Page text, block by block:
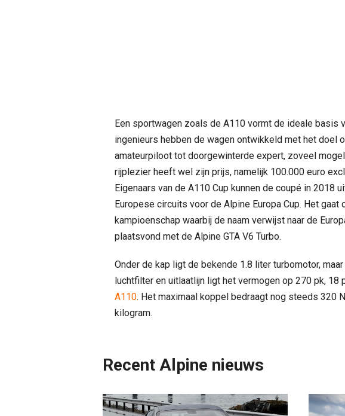
Een sportwagen zoals de A110 vormt de ideale basis
ingenieurs hebben de wagen ontwikkeld met het doel
amateurpiloot tot doorgewinterde expert, zoveel
rijplezier heeft wel zijn prijs, namelijk 100.000 euro
Eigenaars van de A110 Cup kunnen de coupé in 2018
Europese circuits voor de Alpine Europa Cup. Het gaat
kampioenschap waarbij de naam verwijst naar de
plaatsvond met de Alpine GTA V6 Turbo.
Onder de kap ligt de bekende 1.8 liter turbomotor,
luchtfilter en uitlaatlijn ligt het vermogen op 270 pk, 18
A110. Het maximaal koppel bedraagt nog steeds 320
kilogram.
Recent Alpine nieuws